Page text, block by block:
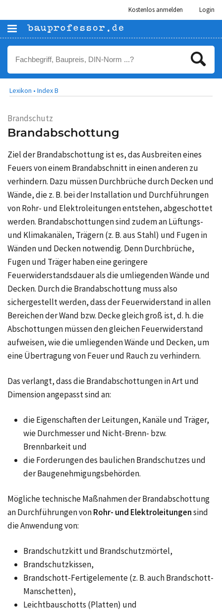
Kostenlos anmelden Login
Lexikon • Index B
Brandschutz
Brandabschottung
Ziel der Brandabschottung ist es, das Ausbreiten eines
Feuers von einem Brandabschnitt in einen anderen zu
verhindern. Dazu müssen Durchbrüche durch Decken und
Wände, die z. B. bei der Installation und Durchführungen
von Rohr- und Elektroleitungen entstehen, abgeschottet
werden. Brandabschottungen sind zudem an Lüftungs-
und Klimakanälen, Trägern (z. B. aus Stahl) und Fugen in
Wänden und Decken notwendig. Denn Durchbrüche,
Fugen und Träger haben eine geringere
Feuerwiderstandsdauer als die umliegenden Wände und
Decken. Durch die Brandabschottung muss also
sichergestellt werden, dass der Feuerwiderstand in allen
Bereichen der Wand bzw. Decke gleich groß ist, d. h. die
Abschottungen müssen den gleichen Feuerwiderstand
aufweisen, wie die umliegenden Wände und Decken, um
eine Übertragung von Feuer und Rauch zu verhindern.
Das verlangt, dass die Brandabschottungen in Art und
Dimension angepasst sind an:
die Eigenschaften der Leitungen, Kanäle und Träger,
wie Durchmesser und Nicht-Brenn- bzw.
Brennbarkeit und
die Forderungen des baulichen Brandschutzes und
der Baugenehmigungsbehörden.
Mögliche technische Maßnahmen der Brandabschottung
an Durchführungen vonRohr- und Elektroleitungensind
die Anwendung von:
Brandschutzkitt und Brandschutzmörtel,
Brandschutzkissen,
Brandschott-Fertigelemente (z. B. auch Brandschott-
Manschetten),
Leichtbauschotts (Platten) und